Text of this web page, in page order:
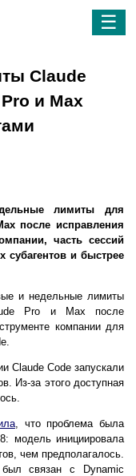
☰
Claude
и Max
лимиты для
после исправления
часть сессий
субагентов и быстрее
и недельные лимиты
Pro и Max после
компании для
Claude Code запускали
Из-за этого доступная
, что проблема была
модель инициировала
чем предполагалось.
связан с Dynamic